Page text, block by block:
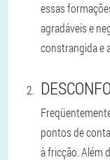
essas
agradáveis ​​e
constrangida e
pontos de
à fricção. Além